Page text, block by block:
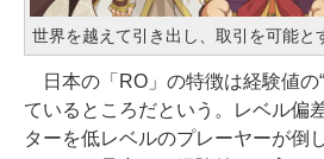
世界を越えて引き出し、取引を可能と
日本の「RO」の特徴は経験値の
ているところだという。レベル偏
ターを低レベルのプレーヤーが倒